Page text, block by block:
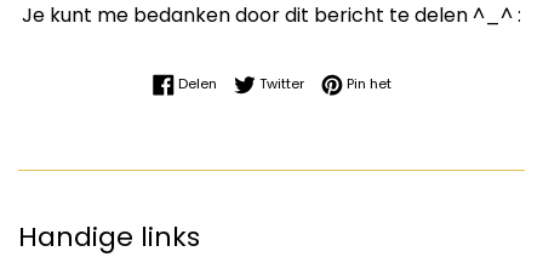
Je kunt me bedanken door dit bericht te delen ^_^ :
DelenDelen op Facebook
TwitterTwitteren op Twitter
Pin hetPinnen op Pinterest
Handige links